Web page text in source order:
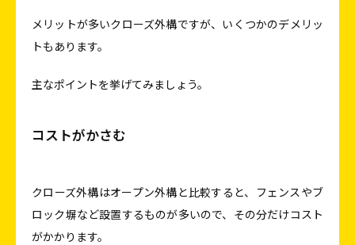
メリットが多いクローズ外構ですが、いくつかのデメリッ
トもあります。
主なポイントを挙げてみましょう。
コストがかさむ
クローズ外構はオープン外構と比較すると、フェンスやブ
ロック塀など設置するものが多いので、その分だけコスト
がかかります。